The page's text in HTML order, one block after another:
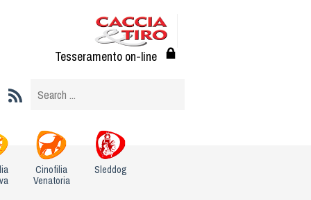
Tesseramento on-line
Cinofilia
Venatoria
Sleddog